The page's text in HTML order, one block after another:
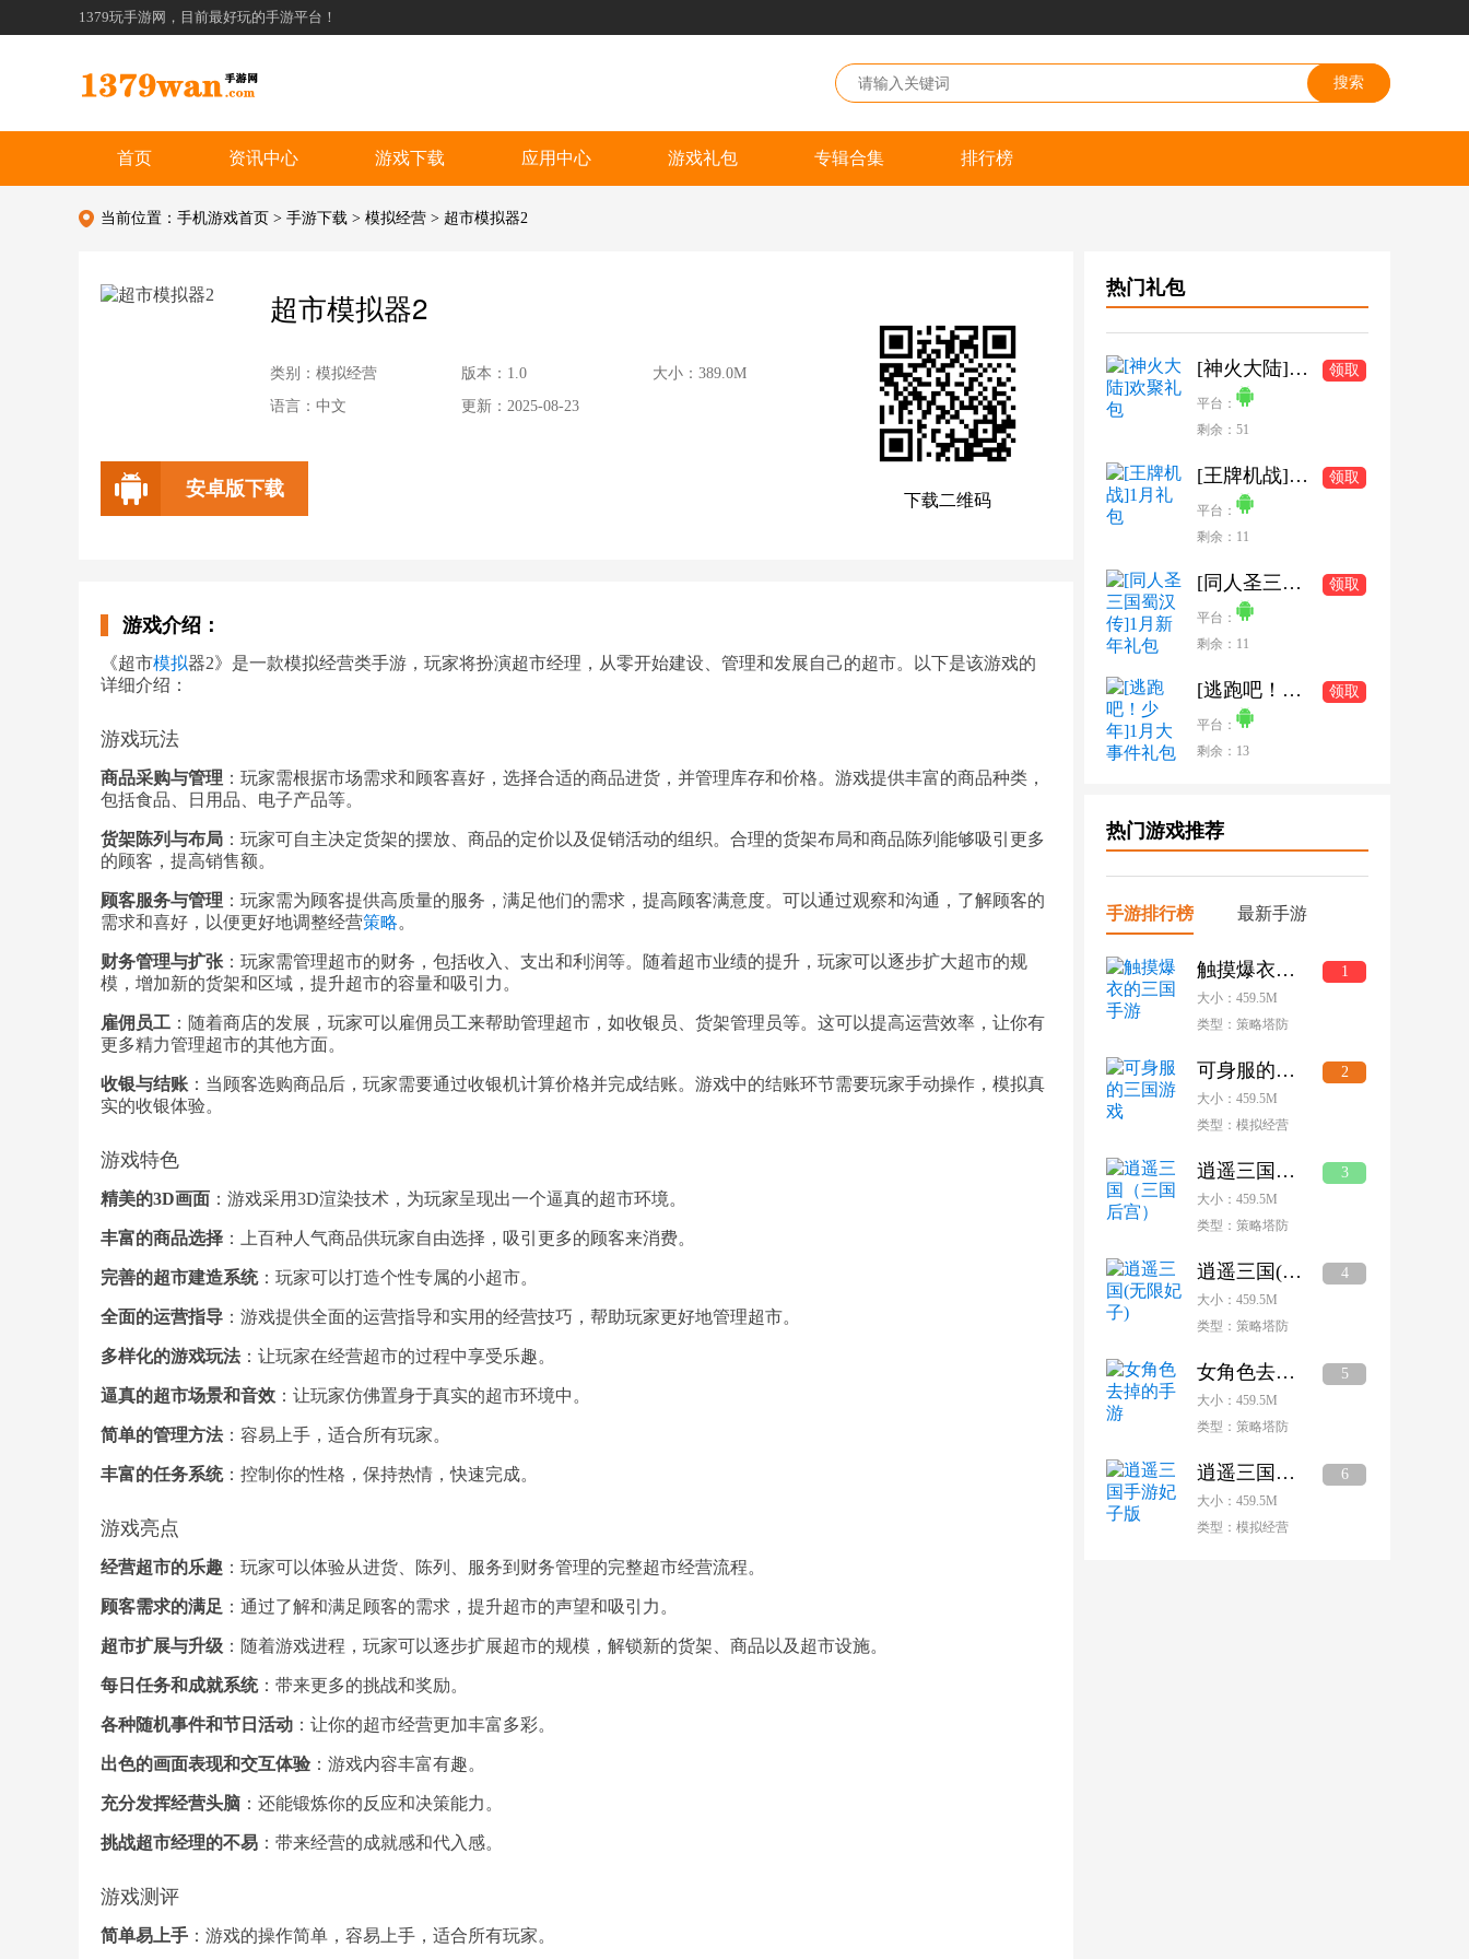
1379玩手游网，目前最好玩的手游平台！
首页 资讯中心 游戏下载 应用中心 游戏礼包 专辑合集 排行榜
当前位置： 手机游戏首页 > 手游下载 > 模拟经营 > 超市模拟器2
超市模拟器2
类别：模拟经营 版本：1.0
大小：389.0M
语言：中文
更新：2025-08-23
安卓版下载
下载二维码
游戏介绍：
《超市模拟器2》是一款模拟经营类手游，玩家将扮演超市经理，从零开始建设、管理和发展自己的超市。以下是该游戏的
详细介绍：
游戏玩法
商品采购与管理 ：玩家需根据市场需求和顾客喜好，选择合适的商品进货，并管理库存和价格。游戏提供丰富的商品种类，
包括食品、日用品、电子产品等。
货架陈列与布局 ：玩家可自主决定货架的摆放、商品的定价以及促销活动的组织。合理的货架布局和商品陈列能够吸引更多
的顾客，提高销售额。
顾客服务与管理 ：玩家需为顾客提供高质量的服务，满足他们的需求，提高顾客满意度。可以通过观察和沟通，了解顾客的
需求和喜好，以便更好地调整经营策略。
财务管理与扩张 ：玩家需管理超市的财务，包括收入、支出和利润等。随着超市业绩的提升，玩家可以逐步扩大超市的规
模，增加新的货架和区域，提升超市的容量和吸引力。
雇佣员工 ：随着商店的发展，玩家可以雇佣员工来帮助管理超市，如收银员、货架管理员等。这可以提高运营效率，让你有
更多精力管理超市的其他方面。
收银与结账 ：当顾客选购商品后，玩家需要通过收银机计算价格并完成结账。游戏中的结账环节需要玩家手动操作，模拟真
实的收银体验。
游戏特色
精美的3D画面 ：游戏采用3D渲染技术，为玩家呈现出一个逼真的超市环境。
丰富的商品选择 ：上百种人气商品供玩家自由选择，吸引更多的顾客来消费。
完善的超市建造系统：玩家可以打造个性专属的小超市。
全面的运营指导 ：游戏提供全面的运营指导和实用的经营技巧，帮助玩家更好地管理超市。
多样化的游戏玩法：让玩家在经营超市的过程中享受乐趣。
逼真的超市场景和音效 ：让玩家仿佛置身于真实的超市环境中。
简单的管理方法：容易上手，适合所有玩家。
丰富的任务系统：控制你的性格，保持热情，快速完成。
游戏亮点
经营超市的乐趣 ：玩家可以体验从进货、陈列、服务到财务管理的完整超市经营流程。
顾客需求的满足 ：通过了解和满足顾客的需求，提升超市的声望和吸引力。
超市扩展与升级 ：随着游戏进程，玩家可以逐步扩展超市的规模，解锁新的货架、商品以及超市设施。
每日任务和成就系统：带来更多的挑战和奖励。
各种随机事件和节日活动 ：让你的超市经营更加丰富多彩。
出色的画面表现和交互体验 ：游戏内容丰富有趣。
充分发挥经营头脑 ：还能锻炼你的反应和决策能力。
挑战超市经理的不易 ：带来经营的成就感和代入感。
游戏测评
简单易上手 ：游戏的操作简单，容易上手，适合所有玩家。
热门礼包
[神火大陆]欢聚礼包 领取
平台：
剩余：51
[王牌机战]1月礼包 领取
平台：
剩余：11
[同人圣三国蜀汉传]1月新年礼包 领取
平台：
剩余：11
[逃跑吧！少年]1月大事件礼包 领取
平台：
剩余：13
热门游戏推荐
手游排行榜 最新手游
触摸爆衣的三国手游 1
大小：459.5M
类型：策略塔防
可身服的三国游戏 2
大小：459.5M
类型：模拟经营
逍遥三国（三国后宫） 3
大小：459.5M
类型：策略塔防
逍遥三国(无限妃子) 4
大小：459.5M
类型：策略塔防
女角色去掉的手游 5
大小：459.5M
类型：策略塔防
逍遥三国手游妃子版 6
大小：459.5M
类型：模拟经营